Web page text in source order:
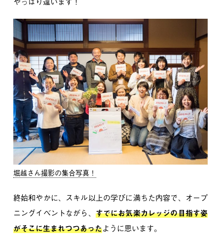
堀越さん撮影の集合写真！
終始和やかに、スキル以上の学びに満ちた内容で、
オープ
ニングイベントながら、 すでにお気楽カレッジの目指す姿
がそこに生まれつつあったように思います。